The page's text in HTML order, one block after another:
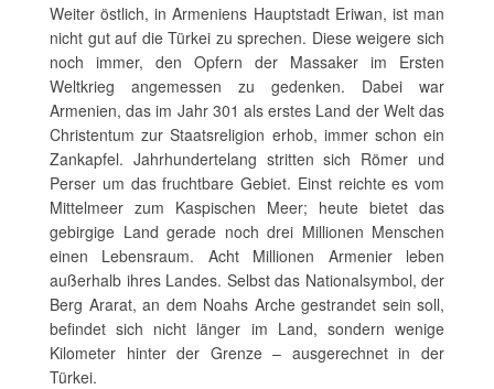
Weiter östlich, in Armeniens Hauptstadt Eriwan, ist man
nicht gut auf die Türkei zu sprechen. Diese weigere sich
noch immer, den Opfern der Massaker im Ersten
Weltkrieg angemessen zu gedenken. Dabei war
Armenien, das im Jahr 301 als erstes Land der Welt das
Christentum zur Staatsreligion erhob, immer schon ein
Zankapfel. Jahrhundertelang stritten sich Römer und
Perser um das fruchtbare Gebiet. Einst reichte es vom
Mittelmeer zum Kaspischen Meer; heute bietet das
gebirgige Land gerade noch drei Millionen Menschen
einen Lebensraum. Acht Millionen Armenier leben
außerhalb ihres Landes. Selbst das Nationalsymbol, der
Berg Ararat, an dem Noahs Arche gestrandet sein soll,
befindet sich nicht länger im Land, sondern wenige
Kilometer hinter der Grenze – ausgerechnet in der
Türkei.